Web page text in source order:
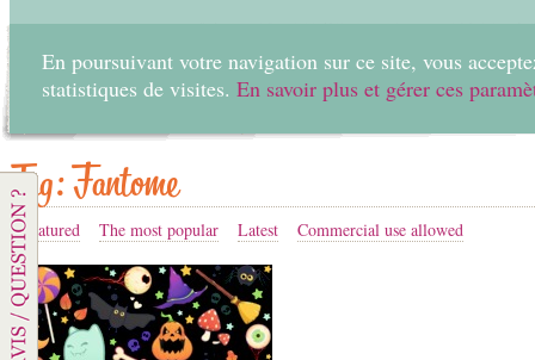
En poursuivant votre navigation sur ce site, vous
statistiques de visites. En savoir plus et gérer ces
Tag: Fantome
Featured The most popular Latest Commercial use allowed